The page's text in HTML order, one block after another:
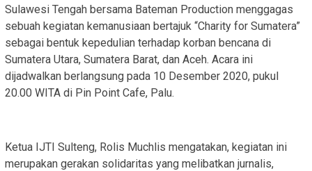
Sulawesi Tengah bersama Bateman Production menggagas
sebuah kegiatan kemanusiaan bertajuk “Charity for Sumatera”
sebagai bentuk kepedulian terhadap korban bencana di
Sumatera Utara, Sumatera Barat, dan Aceh. Acara ini
dijadwalkan berlangsung pada 10 Desember 2020, pukul
20.00 WITA di Pin Point Cafe, Palu.
‎Ketua IJTI Sulteng, Rolis Muchlis mengatakan, kegiatan ini
merupakan gerakan solidaritas yang melibatkan jurnalis,